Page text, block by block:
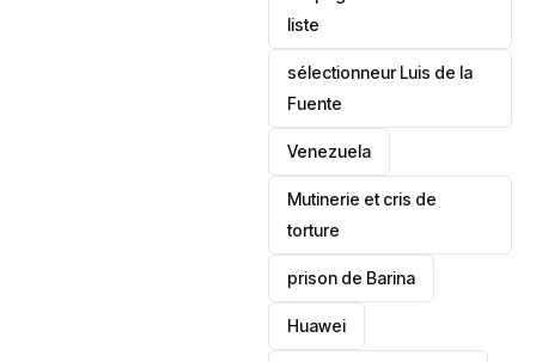
liste
sélectionneur Luis de la
Fuente
‎Venezuela
Mutinerie et cris de
torture
prison de Barina
Huawei